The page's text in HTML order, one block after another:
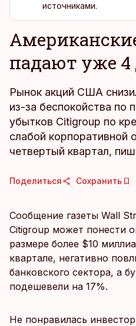
источниками.
падают уже 4
Рынок акций США
из-за беспокойства по
убытков Citigroup по
слабой корпоративной
четвертый квартал,
Поделиться Сохранить
Сообщение газеты Wall
Citigroup может понести
размере более $10
квартале, негативно
банковского сектора, а
подешевели на 17%.
Не понравилась